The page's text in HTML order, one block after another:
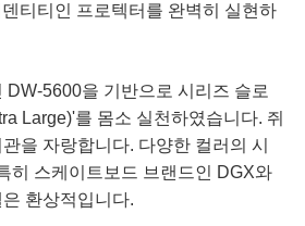
티티인 프로텍터를 완벽히 실현하
DW-5600을 기반으로 시리즈 슬로
Large)'를 몸소 실천하였습니다. 쥐
을 자랑합니다. 다양한 컬러의 시
히 스케이트보드 브랜드인 DGX와
환상적입니다.